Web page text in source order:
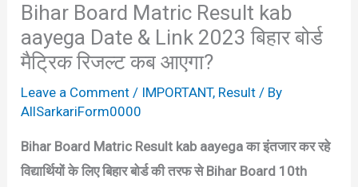
Bihar Board Matric Result kab
aayega Date & Link 2023 बिहार बोर्ड
मैट्रिक रिजल्ट कब आएगा?
Leave a Comment / IMPORTANT, Result / By
AllSarkariForm0000
Bihar Board Matric Result kab aayega का इंतजार कर रहे
विद्यार्थियों के लिए बिहार बोर्ड की तरफ से Bihar Board 10th